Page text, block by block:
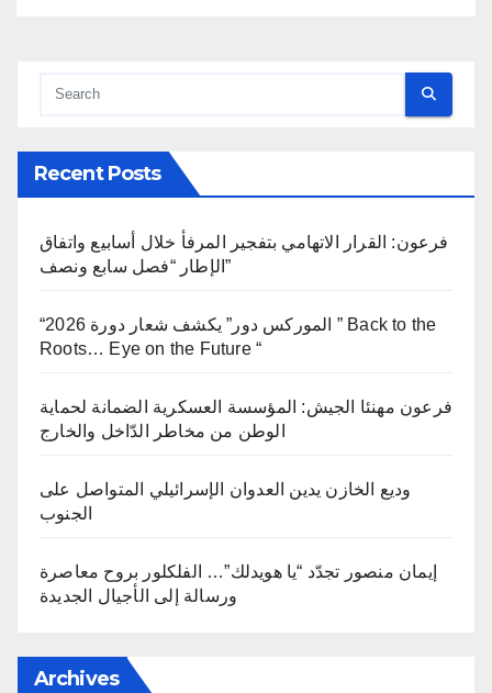
Recent Posts
فرعون: القرار الاتهامي بتفجير المرفأ خلال أسابيع واتفاق
الإطار “فصل سابع ونصف”
“الموركس دور” يكشف شعار دورة 2026 ” Back to the
Roots… Eye on the Future “
فرعون مهنئا الجيش: المؤسسة العسكرية الضمانة لحماية
الوطن من مخاطر الدّاخل والخارج
وديع الخازن يدين العدوان الإسرائيلي المتواصل على
الجنوب
إيمان منصور تجدّد “يا هويدلك”… الفلكلور بروح معاصرة
ورسالة إلى الأجيال الجديدة
Archives